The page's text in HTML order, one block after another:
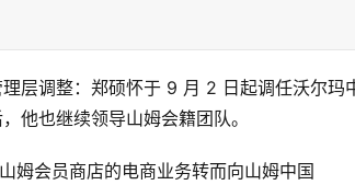
层调整：郑硕怀于 9 月 2 日起调任沃尔玛
他也继续领导山姆会籍团队。
姆会员商店的电商业务转而向山姆中国